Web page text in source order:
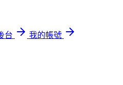
台
我的帳號